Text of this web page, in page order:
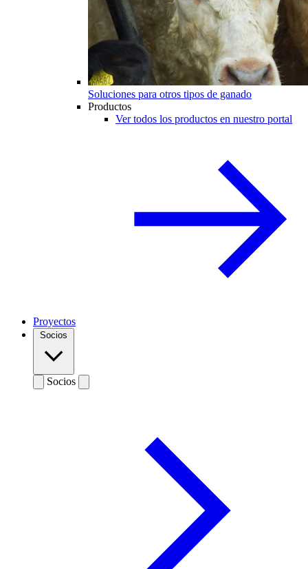
Soluciones para otros tipos de ganado
Productos
Ver todos los productos en nuestro portal
Proyectos
Socios
Socios